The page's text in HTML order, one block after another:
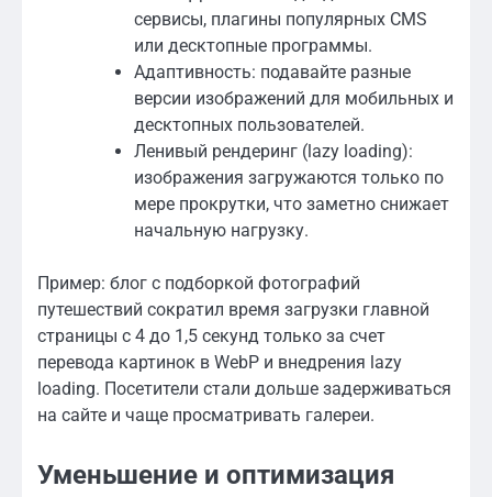
сервисы, плагины популярных CMS
или десктопные программы.
Адаптивность: подавайте разные
версии изображений для мобильных и
десктопных пользователей.
Ленивый рендеринг (lazy loading):
изображения загружаются только по
мере прокрутки, что заметно снижает
начальную нагрузку.
Пример: блог с подборкой фотографий
путешествий сократил время загрузки главной
страницы с 4 до 1,5 секунд только за счет
перевода картинок в WebP и внедрения lazy
loading. Посетители стали дольше задерживаться
на сайте и чаще просматривать галереи.
Уменьшение и оптимизация